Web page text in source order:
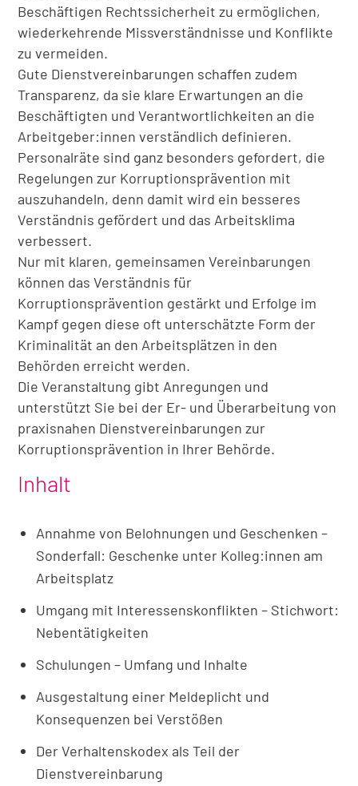
Beschäftigen Rechtssicherheit zu ermöglichen,
wiederkehrende Missverständnisse und Konflikte
zu vermeiden.
Gute Dienstvereinbarungen schaffen zudem
Transparenz, da sie klare Erwartungen an die
Beschäftigten und Verantwortlichkeiten an die
Arbeitgeber:innen verständlich definieren.
Personalräte sind ganz besonders gefordert, die
Regelungen zur Korruptionsprävention mit
auszuhandeln, denn damit wird ein besseres
Verständnis gefördert und das Arbeitsklima
verbessert.
Nur mit klaren, gemeinsamen Vereinbarungen
können das Verständnis für
Korruptionsprävention gestärkt und Erfolge im
Kampf gegen diese oft unterschätzte Form der
Kriminalität an den Arbeitsplätzen in den
Behörden erreicht werden.
Die Veranstaltung gibt Anregungen und
unterstützt Sie bei der Er- und Überarbeitung von
praxisnahen Dienstvereinbarungen zur
Korruptionsprävention in Ihrer Behörde.
Inhalt
Annahme von Belohnungen und Geschenken –
Sonderfall: Geschenke unter Kolleg:innen am
Arbeitsplatz
Umgang mit Interessenskonflikten – Stichwort:
Nebentätigkeiten
Schulungen – Umfang und Inhalte
Ausgestaltung einer Meldeplicht und
Konsequenzen bei Verstößen
Der Verhaltenskodex als Teil der
Dienstvereinbarung